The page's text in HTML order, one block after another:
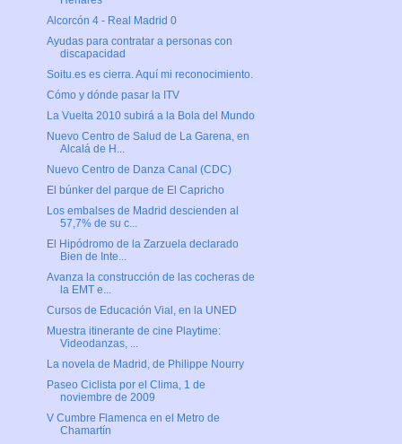
Alcorcón 4 - Real Madrid 0
Ayudas para contratar a personas con
discapacidad
Soitu.es es cierra. Aquí mi reconocimiento.
Cómo y dónde pasar la ITV
La Vuelta 2010 subirá a la Bola del Mundo
Nuevo Centro de Salud de La Garena, en
Alcalá de H...
Nuevo Centro de Danza Canal (CDC)
El búnker del parque de El Capricho
Los embalses de Madrid descienden al
57,7% de su c...
El Hipódromo de la Zarzuela declarado
Bien de Inte...
Avanza la construcción de las cocheras de
la EMT e...
Cursos de Educación Vial, en la UNED
Muestra itinerante de cine Playtime:
Videodanzas, ...
La novela de Madrid, de Philippe Nourry
Paseo Ciclista por el Clima, 1 de
noviembre de 2009
V Cumbre Flamenca en el Metro de
Chamartín